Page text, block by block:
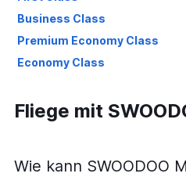
Business Class
Premium Economy Class
Economy Class
Fliege mit
Wie kann SWOODOO